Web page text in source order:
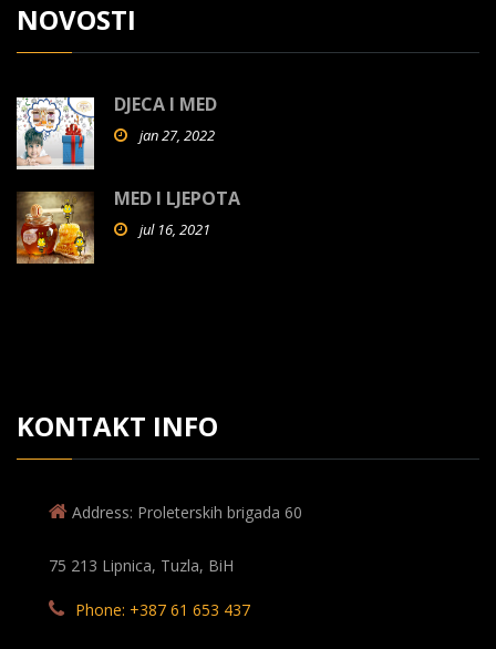
NOVOSTI
DJECA I MED
jan 27, 2022
MED I LJEPOTA
jul 16, 2021
KONTAKT INFO
Address: Proleterskih brigada 60
75 213 Lipnica, Tuzla, BiH
Phone: +387 61 653 437